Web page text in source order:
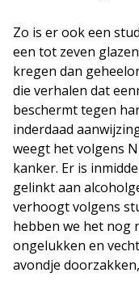
Zo is er ook een
een tot zeven
kregen dan
die verhalen dat
beschermt tegen
inderdaad
weegt het volgens
kanker. Er is
gelinkt aan
verhoogt volgens
hebben we het nog
ongelukken en
avondje